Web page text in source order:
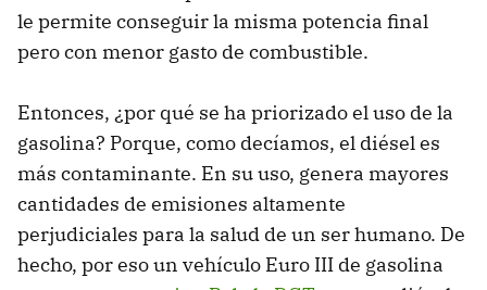
le permite conseguir la misma potencia final
pero con menor gasto de combustible.
Entonces, ¿por qué se ha priorizado el uso de la
gasolina? Porque, como decíamos, el diésel es
más contaminante. En su uso, genera mayores
cantidades de emisiones altamente
perjudiciales para la salud de un ser humano. De
hecho, por eso un vehículo Euro III de gasolina